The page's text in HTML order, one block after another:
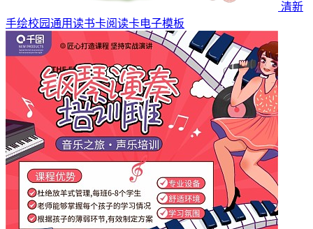
清新
手绘校园通用读书卡阅读卡电子模板